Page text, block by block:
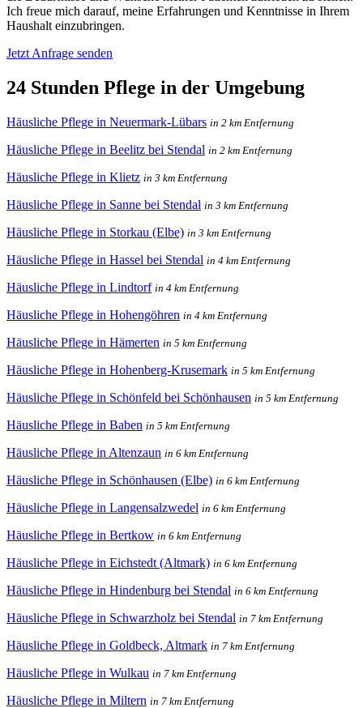
Ich freue mich darauf, meine Erfahrungen und Kenntnisse in Ihrem
Haushalt einzubringen.
Jetzt Anfrage senden
24 Stunden Pflege in der Umgebung
Häusliche Pflege in Neuermark-Lübars in 2 km Entfernung
Häusliche Pflege in Beelitz bei Stendal in 2 km Entfernung
Häusliche Pflege in Klietz in 3 km Entfernung
Häusliche Pflege in Sanne bei Stendal in 3 km Entfernung
Häusliche Pflege in Storkau (Elbe) in 3 km Entfernung
Häusliche Pflege in Hassel bei Stendal in 4 km Entfernung
Häusliche Pflege in Lindtorf in 4 km Entfernung
Häusliche Pflege in Hohengöhren in 4 km Entfernung
Häusliche Pflege in Hämerten in 5 km Entfernung
Häusliche Pflege in Hohenberg-Krusemark in 5 km Entfernung
Häusliche Pflege in Schönfeld bei Schönhausen in 5 km Entfernung
Häusliche Pflege in Baben in 5 km Entfernung
Häusliche Pflege in Altenzaun in 6 km Entfernung
Häusliche Pflege in Schönhausen (Elbe) in 6 km Entfernung
Häusliche Pflege in Langensalzwedel in 6 km Entfernung
Häusliche Pflege in Bertkow in 6 km Entfernung
Häusliche Pflege in Eichstedt (Altmark) in 6 km Entfernung
Häusliche Pflege in Hindenburg bei Stendal in 6 km Entfernung
Häusliche Pflege in Schwarzholz bei Stendal in 7 km Entfernung
Häusliche Pflege in Goldbeck, Altmark in 7 km Entfernung
Häusliche Pflege in Wulkau in 7 km Entfernung
Häusliche Pflege in Miltern in 7 km Entfernung